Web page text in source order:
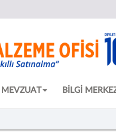
MEVZUAT BİLGİ